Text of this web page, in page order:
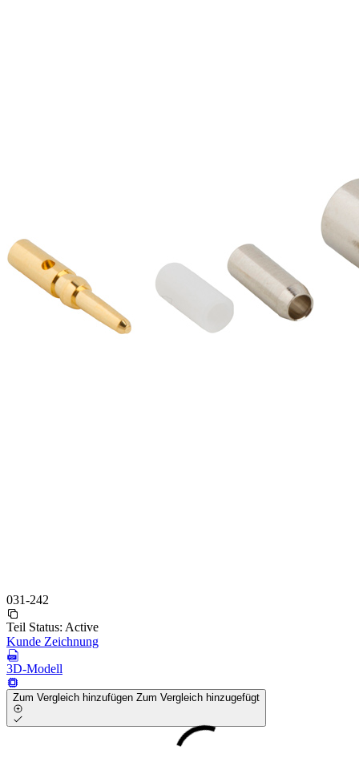
031-242
Teil Status: Active
Kunde Zeichnung
3D-Modell
Zum Vergleich hinzufügen Zum Vergleich hinzugefügt